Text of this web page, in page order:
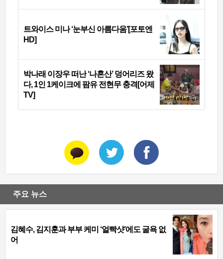
트와이스 미나 ‘눈부신 아름다움’[포토엔
HD]
박나래 이장우 떠난 ‘나혼산’ 덩어리즈 왔
다, 1인 1케이크에 팜유 전현무 충격[어제
TV]
주요 뉴스
김혜수, 김지훈과 부부 케미 ‘얼빡샷’에도 굴욕 없
어